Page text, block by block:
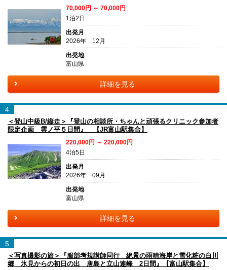
70,000円 ～ 70,000円
1泊2日
出発月
2026年 12月
出発地
富山県
詳細を見る
4
＜登山中級B/縦走＞『登山の相談所・ちゃんと頑張るクリニック参加者
限定企画 雲ノ平５日間』 【JR富山駅集合】
220,000円 ～ 220,000円
4泊5日
出発月
2026年 09月
出発地
富山県
詳細を見る
5
＜写真撮影の旅＞『服部考規講師同行 絶景の雨晴海岸と雪化粧の白川
郷 氷見からの初日の出 唐島と立山連峰 2日間』【富山駅集合】